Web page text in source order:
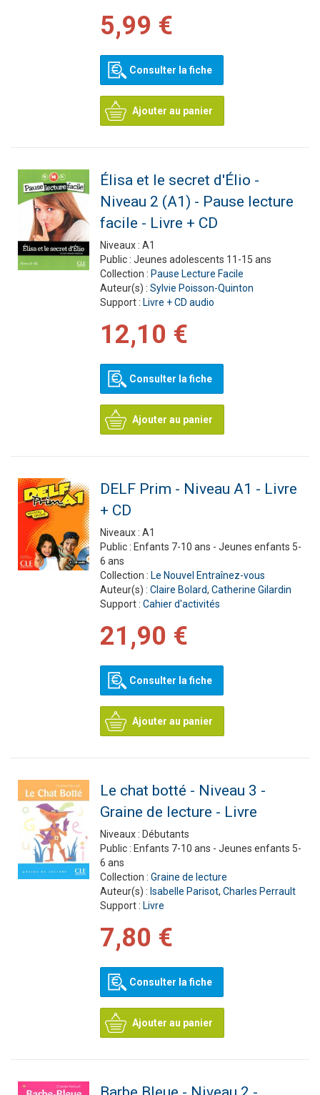
5,99 €
Consulter la fiche
Ajouter au panier
Élisa et le secret d'Élio -
Niveau 2 (A1) - Pause lecture
facile - Livre + CD
Niveaux : A1
Public : Jeunes adolescents 11-15 ans
Collection : Pause Lecture Facile
Auteur(s) : Sylvie Poisson-Quinton
Support : Livre + CD audio
12,10 €
Consulter la fiche
Ajouter au panier
DELF Prim - Niveau A1 - Livre
+ CD
Niveaux : A1
Public : Enfants 7-10 ans - Jeunes enfants 5-
6 ans
Collection : Le Nouvel Entraînez-vous
Auteur(s) : Claire Bolard, Catherine Gilardin
Support : Cahier d'activités
21,90 €
Consulter la fiche
Ajouter au panier
Le chat botté - Niveau 3 -
Graine de lecture - Livre
Niveaux : Débutants
Public : Enfants 7-10 ans - Jeunes enfants 5-
6 ans
Collection : Graine de lecture
Auteur(s) : Isabelle Parisot, Charles Perrault
Support : Livre
7,80 €
Consulter la fiche
Ajouter au panier